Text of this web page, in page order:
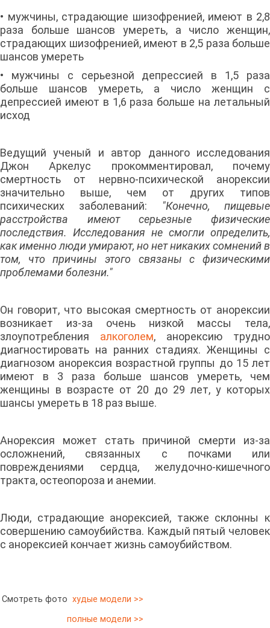
• мужчины, страдающие шизофренией, имеют в 2,8
раза больше шансов умереть, а число женщин,
страдающих шизофренией, имеют в 2,5 раза больше
шансов умереть
• мужчины с серьезной депрессией в 1,5 раза
больше шансов умереть, а число женщин с
депрессией имеют в 1,6 раза больше на летальный
исход
Ведущий ученый и автор данного исследования
Джон Аркелус прокомментировал, почему
смертность от нервно-психической анорексии
значительно выше, чем от других типов
психических заболеваний: "Конечно, пищевые
расстройства имеют серьезные физические
последствия. Исследования не смогли определить,
как именно люди умирают, но нет никаких сомнений в
том, что причины этого связаны с физическими
проблемами болезни."
Он говорит, что высокая смертность от анорексии
возникает из-за очень низкой массы тела,
злоупотребления алкоголем, анорексию трудно
диагностировать на ранних стадиях. Женщины с
диагнозом анорексия возрастной группы до 15 лет
имеют в 3 раза больше шансов умереть, чем
женщины в возрасте от 20 до 29 лет, у которых
шансы умереть в 18 раз выше.
Анорексия может стать причиной смерти из-за
осложнений, связанных с почками или
повреждениями сердца, желудочно-кишечного
тракта, остеопороза и анемии.
Люди, страдающие анорексией, также склонны к
совершению самоубийства. Каждый пятый человек
с анорексией кончает жизнь самоубийством.
Смотреть фото худые модели >>
полные модели >>